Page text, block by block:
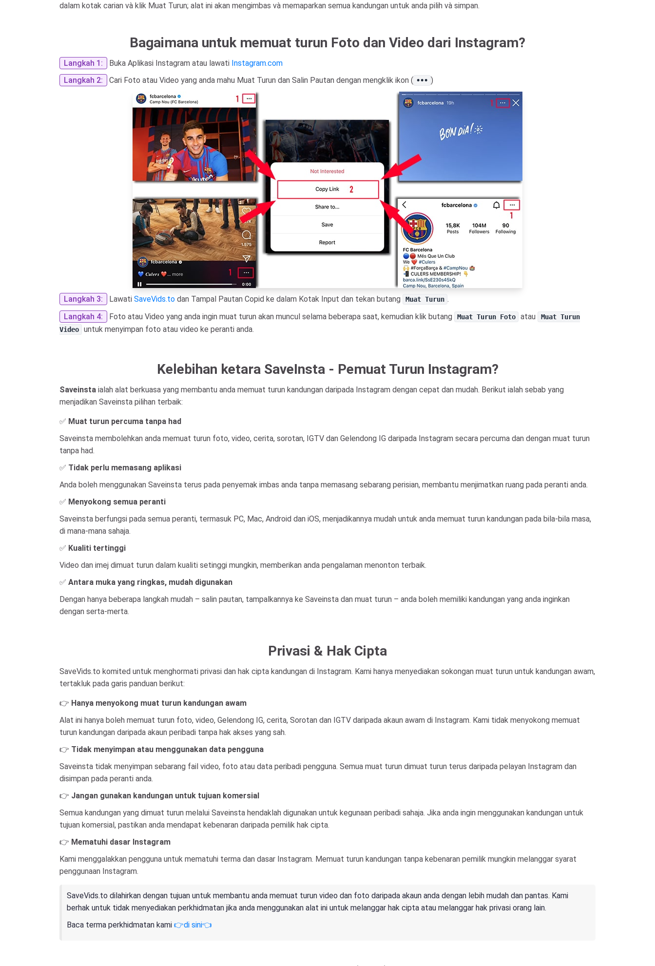
dalam kotak carian và klik Muat Turun; alat ini akan mengimbas và memaparkan semua kandungan untuk anda pilih và simpan.
Bagaimana untuk memuat turun Foto dan Video dari Instagram?
Langkah 1: Buka Aplikasi Instagram atau lawati Instagram.com
Langkah 2:
Cari Foto atau Video yang anda mahu Muat Turun dan Salin Pautan dengan mengklik ikon ( ••• )
Langkah 3: Lawati SaveVids.to dan Tampal Pautan Copid ke dalam Kotak Input dan tekan butang Muat Turun .
Langkah 4:
Foto atau Video yang anda ingin muat turun akan muncul selama beberapa saat, kemudian klik butang Muat Turun Foto atau
Muat Turun
Video
untuk menyimpan foto atau video ke peranti anda.
Kelebihan ketara SaveInsta - Pemuat Turun Instagram?
Saveinsta ialah alat berkuasa yang membantu anda memuat turun kandungan daripada Instagram dengan cepat dan mudah. Berikut ialah sebab yang
menjadikan Saveinsta pilihan terbaik:
✅ Muat turun percuma tanpa had
Saveinsta membolehkan anda memuat turun foto, video, cerita, sorotan, IGTV dan Gelendong IG daripada Instagram secara percuma dan dengan muat turun
tanpa had.
✅ Tidak perlu memasang aplikasi
Anda boleh menggunakan Saveinsta terus pada penyemak imbas anda tanpa memasang sebarang perisian, membantu menjimatkan ruang pada peranti anda.
✅ Menyokong semua peranti
Saveinsta berfungsi pada semua peranti, termasuk PC, Mac, Android dan iOS, menjadikannya mudah untuk anda memuat turun kandungan pada bila-bila masa,
di mana-mana sahaja.
✅ Kualiti tertinggi
Video dan imej dimuat turun dalam kualiti setinggi mungkin, memberikan anda pengalaman menonton terbaik.
✅ Antara muka yang ringkas, mudah digunakan
Dengan hanya beberapa langkah mudah – salin pautan, tampalkannya ke Saveinsta dan muat turun – anda boleh memiliki kandungan yang anda inginkan
dengan serta-merta.
Privasi & Hak Cipta
SaveVids.to komited untuk menghormati privasi dan hak cipta kandungan di Instagram. Kami hanya menyediakan sokongan muat turun untuk kandungan awam,
tertakluk pada garis panduan berikut:
👉 Hanya menyokong muat turun kandungan awam
Alat ini hanya boleh memuat turun foto, video, Gelendong IG, cerita, Sorotan dan IGTV daripada akaun awam di Instagram. Kami tidak menyokong memuat
turun kandungan daripada akaun peribadi tanpa hak akses yang sah.
👉 Tidak menyimpan atau menggunakan data pengguna
Saveinsta tidak menyimpan sebarang fail video, foto atau data peribadi pengguna. Semua muat turun dimuat turun terus daripada pelayan Instagram dan
disimpan pada peranti anda.
👉 Jangan gunakan kandungan untuk tujuan komersial
Semua kandungan yang dimuat turun melalui Saveinsta hendaklah digunakan untuk kegunaan peribadi sahaja. Jika anda ingin menggunakan kandungan untuk
tujuan komersial, pastikan anda mendapat kebenaran daripada pemilik hak cipta.
👉 Mematuhi dasar Instagram
Kami menggalakkan pengguna untuk mematuhi terma dan dasar Instagram. Memuat turun kandungan tanpa kebenaran pemilik mungkin melanggar syarat
penggunaan Instagram.
SaveVids.to dilahirkan dengan tujuan untuk membantu anda memuat turun video dan foto daripada akaun anda dengan lebih mudah dan pantas. Kami
berhak untuk tidak menyediakan perkhidmatan jika anda menggunakan alat ini untuk melanggar hak cipta atau melanggar hak privasi orang lain.
Baca terma perkhidmatan kami 👉di sini👈